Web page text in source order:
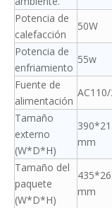
Potencia de
calefacción
50W
Potencia de
enfriamiento
55w
Fuente de
alimentación
Tamaño
externo
(W*D*H)
mm
Tamaño del
paquete
(W*D*H)
mm